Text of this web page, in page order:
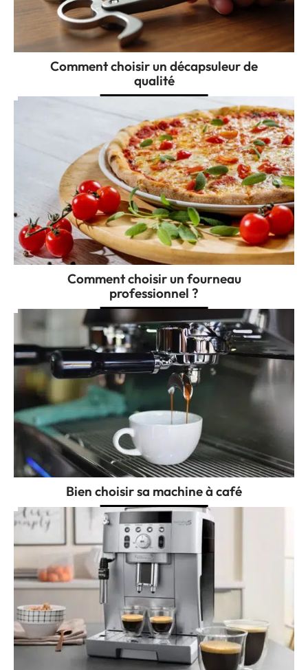
Comment choisir un décapsuleur de
qualité
Comment choisir un fourneau
professionnel ?
Bien choisir sa machine à café